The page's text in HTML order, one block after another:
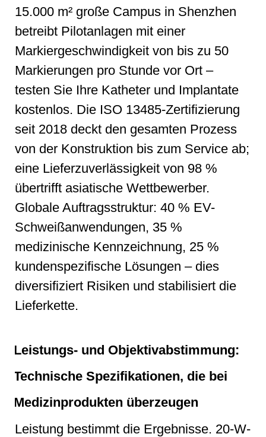
15.000 m² große Campus in Shenzhen
betreibt Pilotanlagen mit einer
Markiergeschwindigkeit von bis zu 50
Markierungen pro Stunde vor Ort –
testen Sie Ihre Katheter und Implantate
kostenlos. Die ISO 13485-Zertifizierung
seit 2018 deckt den gesamten Prozess
von der Konstruktion bis zum Service ab;
eine Lieferzuverlässigkeit von 98 %
übertrifft asiatische Wettbewerber.
Globale Auftragsstruktur: 40 % EV-
Schweißanwendungen, 35 %
medizinische Kennzeichnung, 25 %
kundenspezifische Lösungen – dies
diversifiziert Risiken und stabilisiert die
Lieferkette.
Leistungs- und Objektivabstimmung:
Technische Spezifikationen, die bei
Medizinprodukten überzeugen
Leistung bestimmt die Ergebnisse. 20-W-